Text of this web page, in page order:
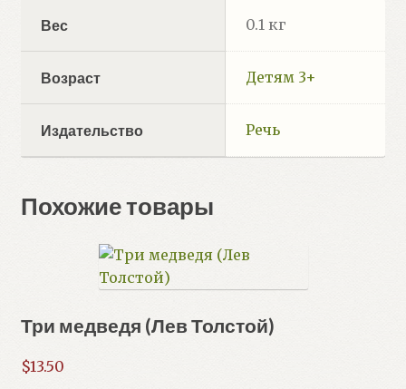
Вес 0.1 кг
Возраст Детям 3+
Издательство Речь
Похожие товары
Три медведя (Лев Толстой)
$13.50